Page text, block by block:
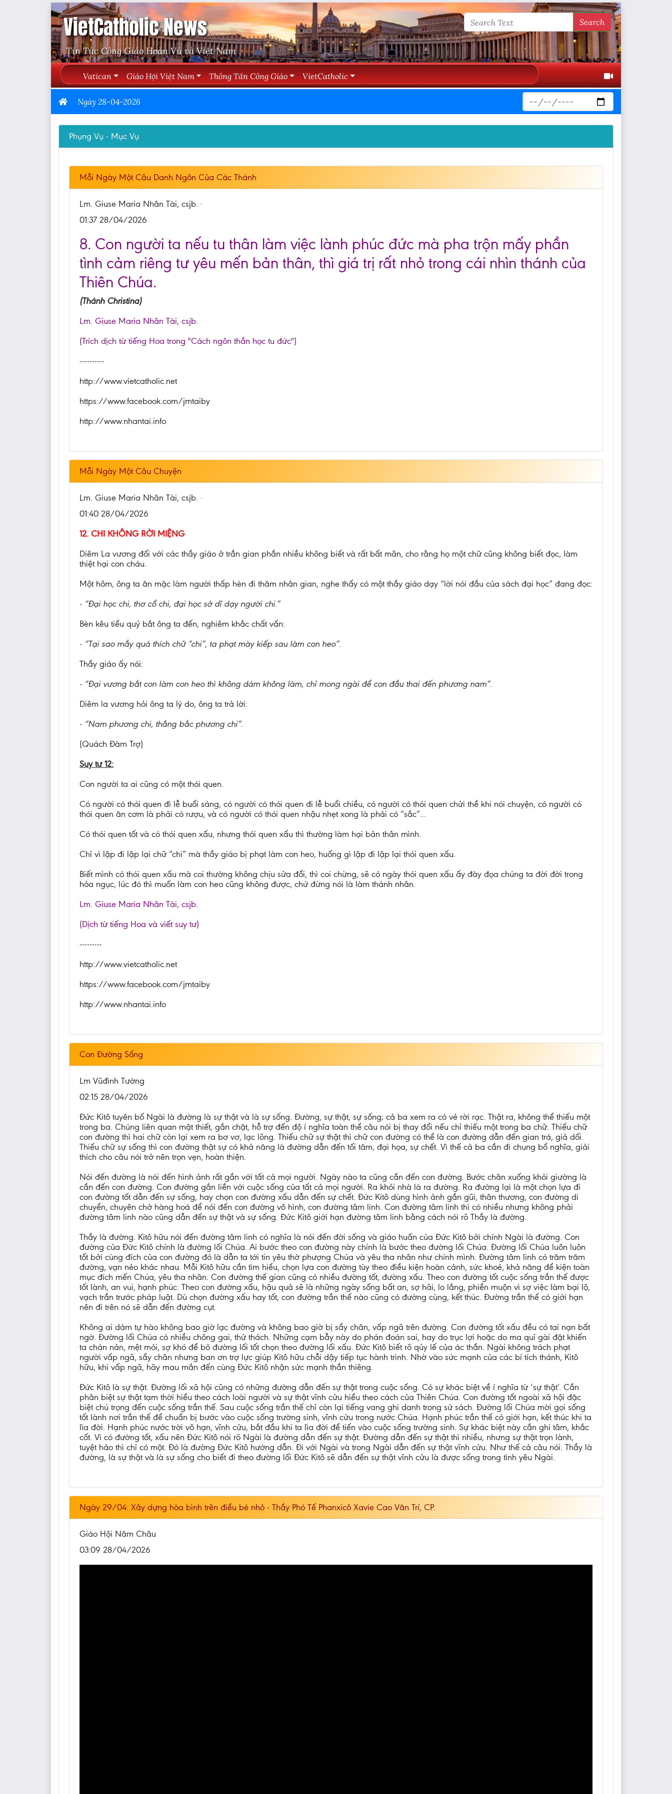
VietCatholic News
Tin Tức Công Giáo Hoàn Vũ và Việt Nam
Search
Vatican Giáo Hội Việt Nam Thông Tấn Công Giáo VietCatholic
Ngày 28-04-2026
Phụng Vụ - Mục Vụ
Mỗi Ngày Một Câu Danh Ngôn Của Các Thánh
Lm. Giuse Maria Nhân Tài, csjb. ·
01:37 28/04/2026
8. Con người ta nếu tu thân làm việc lành phúc đức mà pha trộn mấy phần
tình cảm riêng tư yêu mến bản thân, thì giá trị rất nhỏ trong cái nhìn thánh của
Thiên Chúa.
(Thánh Christina)
Lm. Giuse Maria Nhân Tài, csjb.
(Trích dịch từ tiếng Hoa trong "Cách ngôn thần học tu đức")
----------
http://www.vietcatholic.net
https://www.facebook.com/jmtaiby
http://www.nhantai.info
Mỗi Ngày Một Câu Chuyện
Lm. Giuse Maria Nhân Tài, csjb. ·
01:40 28/04/2026
12. CHI KHÔNG RỜI MIỆNG
Diêm La vương đối với các thầy giáo ở trần gian phần nhiều không biết và rất bất mãn, cho rằng họ một chữ cũng không biết đọc, làm
thiệt hại con cháu.
Một hôm, ông ta ăn mặc làm người thấp hèn đi thăm nhân gian, nghe thấy có một thầy giáo dạy “lời nói đầu của sách đại học” đang đọc:
- “Đại học chi, thơ cổ chi, đại học sở dĩ dạy người chi.”
Bèn kêu tiểu quỷ bắt ông ta đến, nghiêm khắc chất vấn:
- “Tại sao mầy quá thích chữ “chi”, ta phạt mày kiếp sau làm con heo”.
Thầy giáo ấy nói:
- “Đại vương bắt con làm con heo thì không dám không làm, chỉ mong ngài để con đầu thai đến phương nam”.
Diêm la vương hỏi ông ta lý do, ông ta trả lời:
- “Nam phương chi, thắng bắc phương chi”.
(Quách Đàm Trợ)
Suy tư 12:
Con người ta ai cũng có một thói quen.
Có người có thói quen đi lễ buổi sáng, có người có thói quen đi lễ buổi chiều, có người có thói quen chửi thề khi nói chuyện, có người có
thói quen ăn cơm là phải có rượu, và có người có thói quen nhậu nhẹt xong là phải có “sắc”...
Có thói quen tốt và có thói quen xấu, nhưng thói quen xấu thì thường làm hại bản thân mình.
Chỉ vì lập đi lập lại chữ “chi” mà thầy giáo bị phạt làm con heo, huống gì lập đi lập lại thói quen xấu.
Biết mình có thói quen xấu mà coi thường không chịu sửa đổi, thì coi chừng, sẽ có ngày thói quen xấu ấy đày đọa chúng ta đời đời trong
hỏa ngục, lúc đó thì muốn làm con heo cũng không được, chứ đừng nói là làm thánh nhân.
Lm. Giuse Maria Nhân Tài, csjb.
(Dịch từ tiếng Hoa và viết suy tư)
---------
http://www.vietcatholic.net
https://www.facebook.com/jmtaiby
http://www.nhantai.info
Con Đường Sống
Lm Vũđình Tường
02:15 28/04/2026
Đức Kitô tuyên bố Ngài là đường là sự thật và là sự sống. Đường, sự thật, sự sống; cả ba xem ra có vẻ rời rạc. Thật ra, không thể thiếu một
trong ba. Chúng liên quan mật thiết, gắn chặt, hỗ trợ đến độ í nghĩa toàn thể câu nói bị thay đổi nếu chỉ thiếu một trong ba chữ. Thiếu chữ
con đường thì hai chữ còn lại xem ra bơ vơ, lạc lõng. Thiếu chữ sự thật thì chữ con đường có thể là con đường dẫn đến gian trá, giả dối.
Thiếu chữ sự sống thì con đường thật sự có khả năng là đường dẫn đến tối tăm, đại họa, sự chết. Vì thế cả ba cần đi chung bổ nghĩa, giải
thích cho câu nói trở nên trọn vẹn, hoàn thiện.
Nói đến đường là nói đến hình ảnh rất gần với tất cả mọi người. Ngày nào ta cũng cần đến con đường. Bước chân xuống khỏi giường là
cần đến con đường. Con đường gắn liền với cuộc sống của tất cả mọi người. Ra khỏi nhà là ra đường. Ra đường lại là một chọn lựa đi
con đường tốt dẫn đến sự sống, hay chọn con đường xấu dẫn đến sự chết. Đức Kitô dùng hình ảnh gần gũi, thân thương, con đường di
chuyển, chuyên chở hàng hoá để nói đến con đường vô hình, con đường tâm linh. Con đường tâm linh thì có nhiều nhưng không phải
đường tâm linh nào cũng dẫn đến sự thật và sự sống. Đức Kitô giới hạn đường tâm linh bằng cách nói rõ Thầy là đường.
Thầy là đường. Kitô hữu nói đến đường tâm linh có nghĩa là nói đến đời sống và giáo huấn của Đức Kitô bởi chính Ngài là đường. Con
đường của Đức Kitô chính là đường lối Chúa. Ai bước theo con đường này chính là bước theo đường lối Chúa. Đường lối Chúa luôn luôn
tốt bởi cùng đích của con đường đó là dẫn ta tới tin yêu thờ phượng Chúa và yêu tha nhân như chính mình. Đường tâm linh có trăm trăm
đường, vạn nẻo khác nhau. Mỗi Kitô hữu cần tìm hiểu, chọn lựa con đường tùy theo điều kiện hoàn cảnh, sức khoẻ, khả năng để kiện toàn
mục đích mến Chúa, yêu tha nhân. Con đường thế gian cũng có nhiều đường tốt, đường xấu. Theo con đường tốt cuộc sống trần thế được
tốt lành, an vui, hạnh phúc. Theo con đường xấu, hậu quả sẽ là những ngày sống bất an, sợ hãi, lo lắng, phiền muộn vì sợ việc làm bại lộ,
vạch trần trước pháp luật. Dù chọn đường xấu hay tốt, con đường trần thế nào cũng có đường cùng, kết thúc. Đường trần thế có giới hạn
nên đi trên nó sẽ dẫn đến đường cụt.
Không ai dám tự hào không bao giờ lạc đường và không bao giờ bị sẩy chân, vấp ngã trên đường. Con đường tốt xấu đều có tai nạn bất
ngờ. Đường lối Chúa có nhiều chông gai, thử thách. Những cạm bẫy này do phán đoán sai, hay do trục lợi hoặc do ma quỉ gài đặt khiến
ta chán nản, mệt mỏi, sợ khó để bỏ đường lối tốt chọn theo đường lối xấu. Đức Kitô biết rõ qủy lế của ác thần. Ngài không trách phạt
người vấp ngã, sẩy chân nhưng ban ơn trợ lực giúp Kitô hữu chỗi dậy tiếp tục hành trình. Nhờ vào sức mạnh của các bí tích thánh, Kitô
hữu, khi vấp ngã, hãy mau mắn đến cùng Đức Kitô nhận sức mạnh thần thiêng.
Đức Kitô là sự thật. Đường lối xã hội cũng có những đường dẫn đến sự thật trong cuộc sống. Có sự khác biệt về í nghĩa từ ‘sự thật’. Cần
phân biệt sự thật tạm thời hiểu theo cách loài người và sự thật vĩnh cửu hiểu theo cách của Thiên Chúa. Con đường tốt ngoài xã hội đặc
biệt chú trọng đến cuộc sống trần thế. Sau cuộc sống trần thế chỉ còn lại tiếng vang ghi danh trong sử sách. Đường lối Chúa mời gọi sống
tốt lành nơi trần thế để chuẩn bị bước vào cuộc sống trường sinh, vĩnh cửu trong nước Chúa. Hạnh phúc trần thế có giới hạn, kết thúc khi ta
lìa đời. Hạnh phúc nước trời vô hạn, vĩnh cửu, bắt đầu khi ta lìa đời để tiến vào cuộc sống trường sinh. Sự khác biệt này cần ghi tâm, khắc
cốt. Vì có đường tốt, xấu nên Đức Kitô nói rõ Ngài là đường dẫn đến sự thật. Đường dẫn đến sự thật thì nhiều, nhưng sự thật trọn lành,
tuyệt hảo thì chỉ có một. Đó là đường Đức Kitô hướng dẫn. Đi với Ngài và trong Ngài dẫn đến sự thật vĩnh cửu. Như thế cả câu nói. Thầy là
đường, là sự thật và là sự sống cho biết đi theo đường lối Đức Kitô sẽ dẫn đến sự thật vĩnh cửu là được sống trong tình yêu Ngài.
Ngày 29/04: Xây dựng hòa bình trên điều bé nhỏ - Thầy Phó Tế Phanxicô Xavie Cao Văn Trí, CP.
Giáo Hội Năm Châu
03:09 28/04/2026